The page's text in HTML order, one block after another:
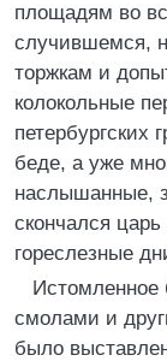
площадям во
случившемся,
торжкам и
колокольные
петербургских
беде, а уже
наслышанные,
скончался
гореслезные
Истомленное
смолами и
было